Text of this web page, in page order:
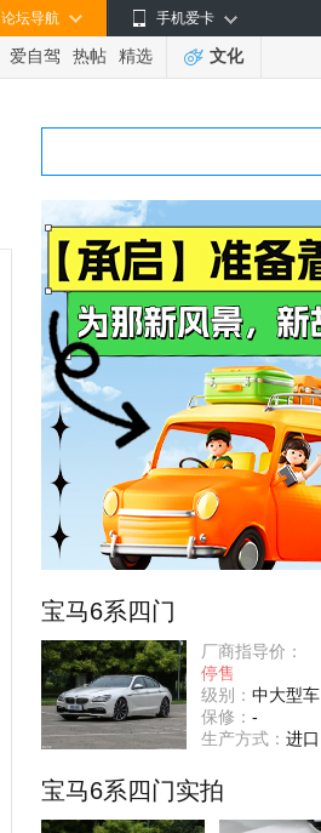
手机爱卡
论坛导航
爱自驾 热帖 精选 文化
宝马6系四门
厂商指导价：
停售
级别： 中大型车
保修： -
生产方式： 进口
宝马6系四门实拍